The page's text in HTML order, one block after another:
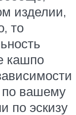
изделии,
то
кашпо
по вашему
по эскизу